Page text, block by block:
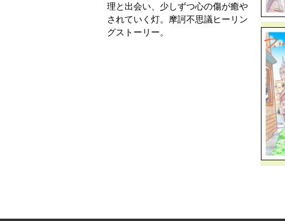
理と出会い、少しずつ心の傷が癒や
されていく灯。摩訶不思議ヒーリン
グストーリー。